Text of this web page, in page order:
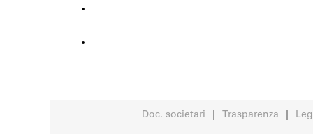
Doc. societari Trasparenza